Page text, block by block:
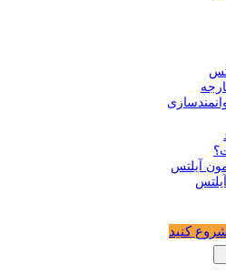
آیلتس
شروع کنید